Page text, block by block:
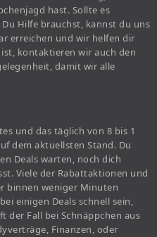
hast. Sollte es
Hilfe brauchst, kannst du uns
erreichen und wir helfen dir
kontaktieren wir auch den
damit wir alle
und das täglich von 8 bis 1
dem aktuellsten Stand. Du
Deals warten, noch dich
Viele der Rabattaktionen und
binnen weniger Minuten
einigen Deals schnell sein,
der Fall bei Schnäppchen aus
Finanzen, oder